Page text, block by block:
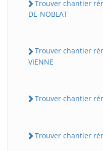
Trouver chantier
DE-NOBLAT
Trouver chantier
VIENNE
Trouver chantier
Trouver chantier